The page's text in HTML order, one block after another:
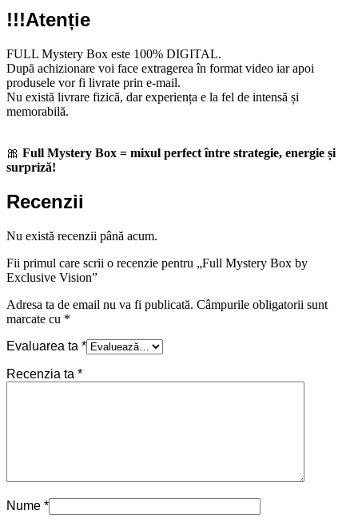
!!!Atenție
FULL Mystery Box este 100% DIGITAL.
După achizionare voi face extragerea în format video iar apoi
produsele vor fi livrate prin e-mail.
Nu există livrare fizică, dar experiența e la fel de intensă și
memorabilă.
🎀 Full Mystery Box = mixul perfect între strategie, energie și
surpriză!
Recenzii
Nu există recenzii până acum.
Fii primul care scrii o recenzie pentru „Full Mystery Box by
Exclusive Vision”
Adresa ta de email nu va fi publicată. Câmpurile obligatorii sunt
marcate cu *
Evaluarea ta *
Recenzia ta *
Nume *